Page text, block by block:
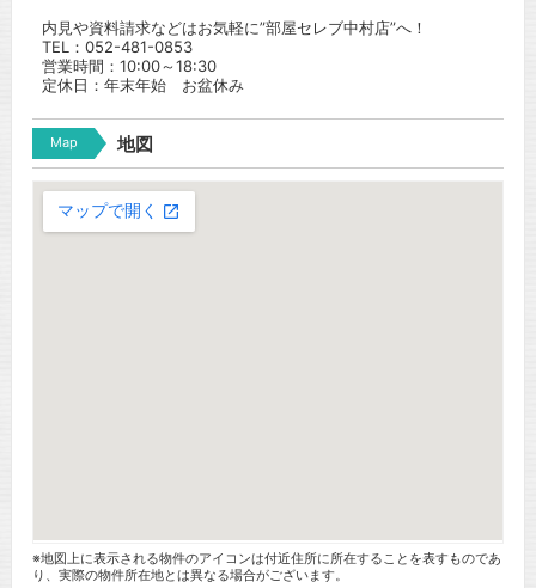
内見や資料請求などはお気軽に”部屋セレブ中村店”へ！
TEL：052-481-0853
営業時間：10:00～18:30
定休日：年末年始 お盆休み
Map 地図
※地図上に表示される物件のアイコンは付近住所に所在することを表すものであ
り、実際の物件所在地とは異なる場合がございます。